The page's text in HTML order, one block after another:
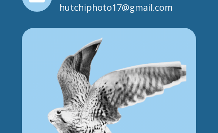
hutchiphoto17@gmail.com